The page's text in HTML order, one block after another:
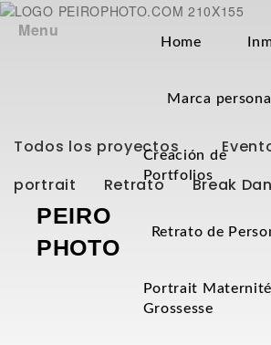
PEIRO
PHOTO
Menu
Home
Marca personal
Creación de
Portfolios
Retrato de
Portrait
Grossesse
Todos los proyectos
portrait
Retrato Break